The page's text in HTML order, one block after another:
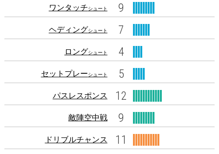
ワンタッチシュート 9
ヘディングシュート 7
ロングシュート 4
セットプレーシュート 5
パスレスポンス 12
敵陣空中戦 9
ドリブルチャンス 11